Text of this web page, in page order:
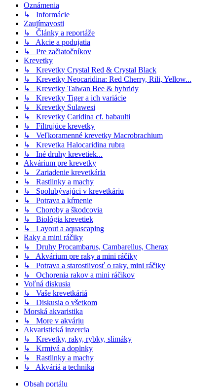
Oznámenia
↳ Informácie
Zaujímavosti
↳ Články a reportáže
↳ Akcie a podujatia
↳ Pre začiatočníkov
Krevetky
↳ Krevetky Crystal Red & Crystal Black
↳ Krevetky Neocaridina: Red Cherry, Rili, Yellow...
↳ Krevetky Taiwan Bee & hybridy
↳ Krevetky Tiger a ich variácie
↳ Krevetky Sulawesi
↳ Krevetky Caridina cf. babaulti
↳ Filtrujúce krevetky
↳ Veľkoramenné krevetky Macrobrachium
↳ Krevetka Halocaridina rubra
↳ Iné druhy krevetiek...
Akvárium pre krevetky
↳ Zariadenie krevetkária
↳ Rastlinky a machy
↳ Spolubývajúci v krevetkáriu
↳ Potrava a kŕmenie
↳ Choroby a škodcovia
↳ Biológia krevetiek
↳ Layout a aquascaping
Raky a mini ráčiky
↳ Druhy Procambarus, Cambarellus, Cherax
↳ Akvárium pre raky a mini ráčiky
↳ Potrava a starostlivosť o raky, mini ráčiky
↳ Ochorenia rakov a mini ráčikov
Voľná diskusia
↳ Vaše krevetkáriá
↳ Diskusia o všetkom
Morská akvaristika
↳ More v akváriu
Akvaristická inzercia
↳ Krevetky, raky, rybky, slimáky
↳ Krmivá a doplnky
↳ Rastlinky a machy
↳ Akváriá a technika
Obsah portálu